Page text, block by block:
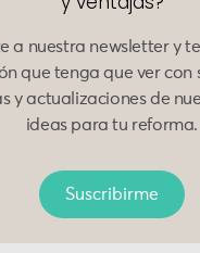
a nuestra newsletter y
que tenga que ver con
y actualizaciones de
ideas para tu reforma.
Suscribirme